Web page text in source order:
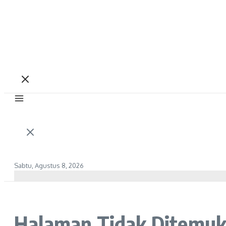
Sabtu, Agustus 8, 2026